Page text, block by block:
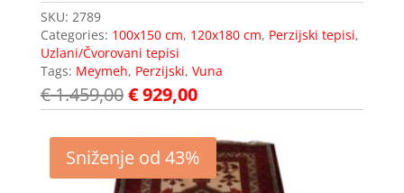
SKU: 2789
Categories: 100x150 cm, 120x180 cm, Perzijski tepisi,
Uzlani/Čvorovani tepisi
Tags: Meymeh, Perzijski, Vuna
€1.459,00€929,00
Sniženje od 43%